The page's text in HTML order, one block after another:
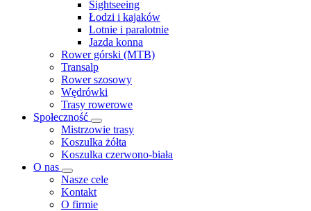
Sightseeing
Łodzi i kajaków
Lotnie i paralotnie
Jazda konna
Rower górski (MTB)
Transalp
Rower szosowy
Wędrówki
Trasy rowerowe
Społeczność
Mistrzowie trasy
Koszulka żółta
Koszulka czerwono-biała
O nas
Nasze cele
Kontakt
O firmie